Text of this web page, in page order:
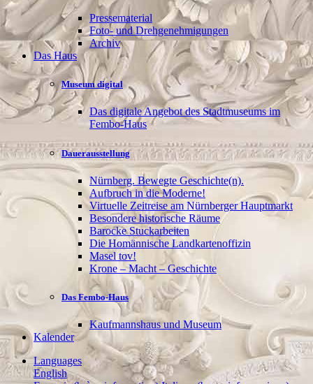
Pressematerial
Foto- und Drehgenehmigungen
Archiv
Das Haus
Museum digital
Das digitale Angebot des Stadtmuseums im
Fembo-Haus
Dauerausstellung
Nürnberg. Bewegte Geschichte(n).
Aufbruch in die Moderne!
Virtuelle Zeitreise am Nürnberger Hauptmarkt
Besondere historische Räume
Barocke Stuckarbeiten
Die Homännische Landkartenoffizin
Masel tov!
Krone – Macht – Geschichte
Das Fembo-Haus
Kaufmannshaus und Museum
Kalender
Languages
English